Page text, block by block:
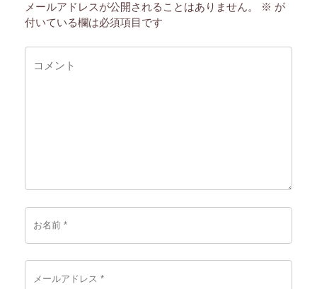
メールアドレスが公開されることはありません。 ※ が
付いている欄は必須項目です